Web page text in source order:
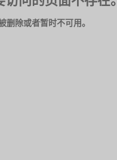
删除或者暂时不可用。